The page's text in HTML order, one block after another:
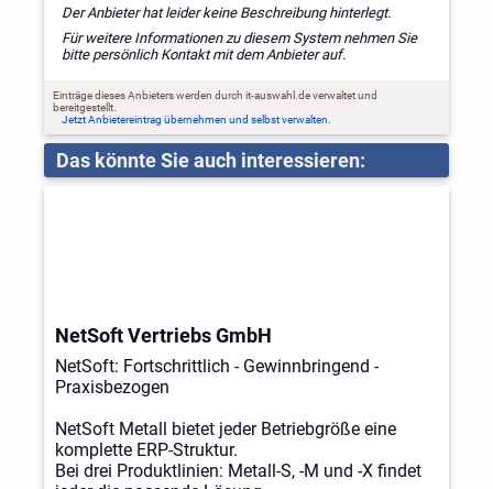
Der Anbieter hat leider keine Beschreibung hinterlegt.
Für weitere Informationen zu diesem System nehmen Sie
bitte persönlich Kontakt mit dem Anbieter auf.
Einträge dieses Anbieters werden durch it-auswahl.de verwaltet und
bereitgestellt.
Jetzt Anbietereintrag übernehmen und selbst verwalten.
Das könnte Sie auch interessieren:
NetSoft Vertriebs GmbH
NetSoft: Fortschrittlich - Gewinnbringend -
Praxisbezogen
NetSoft Metall bietet jeder Betriebgröße eine
komplette ERP-Struktur.
Bei drei Produktlinien: Metall-S, -M und -X findet